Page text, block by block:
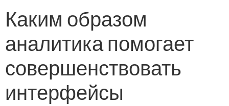
Каким образом
аналитика помогает
совершенствовать
интерфейсы